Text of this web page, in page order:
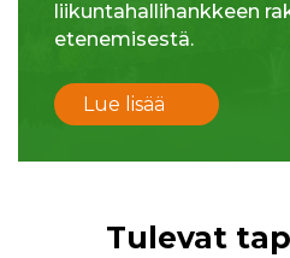
liikuntahallihankkeen
etenemisestä.
Lue lisää
Tulevat